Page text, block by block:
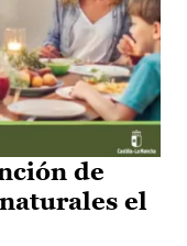
de
el